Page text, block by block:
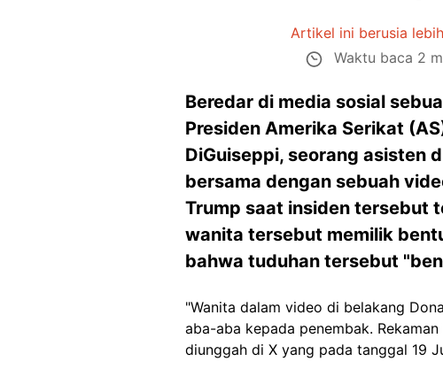
Artikel ini berusia
Waktu baca 2
Beredar di media sosial
Presiden Amerika Serikat
DiGuiseppi, seorang asisten
bersama dengan sebuah
Trump saat insiden tersebut
wanita tersebut memilik
bahwa tuduhan tersebut
"Wanita dalam video di belakang
aba-aba kepada penembak.
diunggah di X yang pada tanggal 19